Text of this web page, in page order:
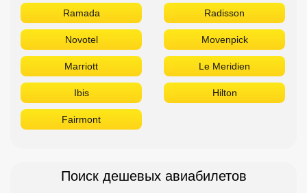
Ramada Radisson
Novotel Movenpick
Marriott Le Meridien
Ibis Hilton
Fairmont
Поиск дешевых авиабилетов